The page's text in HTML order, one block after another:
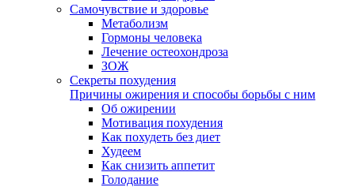
Самочувствие и здоровье
Метаболизм
Гормоны человека
Лечение остеохондроза
ЗОЖ
Секреты похудения
Причины ожирения и способы борьбы с ним
Об ожирении
Мотивация похудения
Как похудеть без диет
Худеем
Как снизить аппетит
Голодание